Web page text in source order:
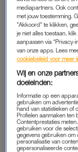
mediapartners. Ook
met jouw toestemming.
"Akkoord" te klikken,
je niet alles toestaan,
aanpassen via “Privacy-
van onze apps. Lees
cookiebeleid voor meer
Wij en onze
doeleinden:
Informatie op een
gebruiken om
hand van statistieken of
Profielen aanmaken ten
Contentprestaties
gebruiken voor de
gegevens gebruiken om
personalisatie van
gepersonaliseerde